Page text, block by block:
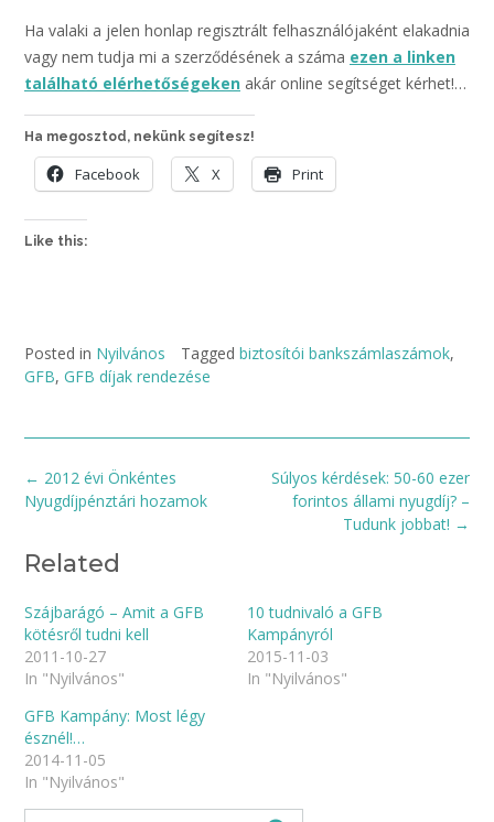
Ha valaki a jelen honlap regisztrált felhasználójaként elakadnia
vagy nem tudja mi a szerződésének a száma ezen a linken
található elérhetőségeken akár online segítséget kérhet!…
Ha megosztod, nekünk segítesz!
Facebook X Print
Like this:
Posted in Nyilvános Tagged biztosítói bankszámlaszámok,
GFB, GFB díjak rendezése
Post
navigation
Súlyos kérdések: 50-60 ezer
forintos állami nyugdíj? –
Tudunk jobbat! →
← 2012 évi Önkéntes
Nyugdíjpénztári hozamok
Related
Szájbarágó – Amit a GFB
kötésről tudni kell
2011-10-27
In "Nyilvános"
10 tudnivaló a GFB
Kampányról
2015-11-03
In "Nyilvános"
GFB Kampány: Most légy
észnél!…
2014-11-05
In "Nyilvános"